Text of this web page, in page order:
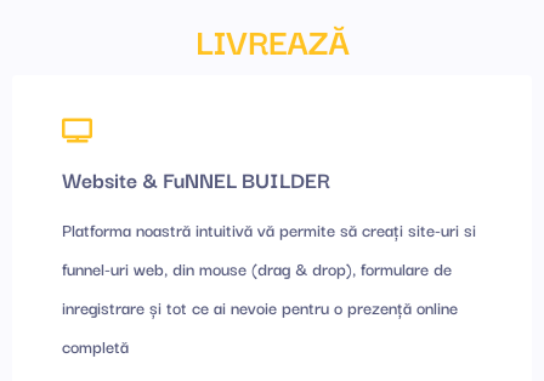
LIVREAZĂ
Website & FuNNEL BUILDER
Platforma noastră intuitivă vă permite să creați site-uri si
funnel-uri web, din mouse (drag & drop), formulare de
inregistrare și tot ce ai nevoie pentru o prezență online
completă